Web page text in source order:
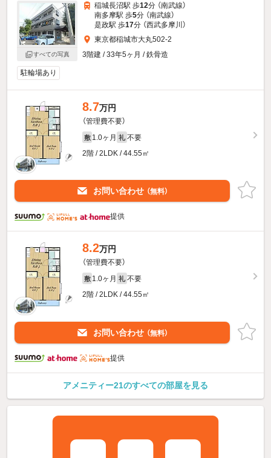
すべての写真
稲城長沼駅 歩12分 （南武線）
南多摩駅 歩5分 （南武線）
是政駅 歩17分 （西武多摩川）
東京都稲城市大丸502-2
3階建 / 33年5ヶ月 / 鉄骨造
駐輪場あり
8.7万円
（管理費不要）
敷 1.0ヶ月 礼 不要
2階 / 2LDK / 44.55㎡
お問い合わせ （無料）
提供
8.2万円
（管理費不要）
敷 1.0ヶ月 礼 不要
2階 / 2LDK / 44.55㎡
お問い合わせ （無料）
提供
アメニティー21のすべての部屋を見る